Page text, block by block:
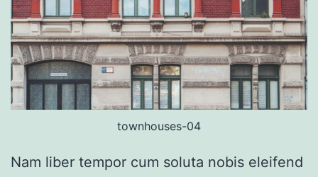
townhouses-04
Nam liber tempor cum soluta nobis eleifend